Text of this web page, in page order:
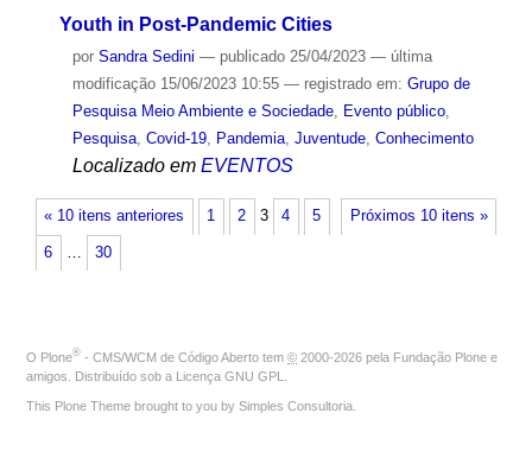
Youth in Post-Pandemic Cities
por Sandra Sedini — publicado25/04/2023 — última
modificação15/06/2023 10:55 — registrado em: Grupo de
Pesquisa Meio Ambiente e Sociedade, Evento público,
Pesquisa, Covid-19, Pandemia, Juventude, Conhecimento
Localizado em EVENTOS
« 10 itens anteriores Próximos 10 itens »
1 2 3 4 5
6 … 30
O Plone® - CMS/WCM de Código Aberto tem © 2000-2026 pela Fundação Plone e
amigos. Distribuído sob a Licença GNU GPL
This Plone Theme brought to you by Simples Consultoria